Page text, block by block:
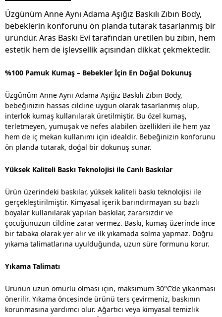
Üzgünüm Anne Aynı Adama Aşığız Baskılı Zıbın Body,
bebeklerin konforunu ön planda tutarak tasarlanmış bir
üründür. Aras Baskı Evi tarafından üretilen bu zıbın, hem
estetik hem de işlevsellik açısından dikkat çekmektedir.
%100 Pamuk Kumaş – Bebekler İçin En Doğal Dokunuş
Üzgünüm Anne Aynı Adama Aşığız Baskılı Zıbın Body,
bebeğinizin hassas cildine uygun olarak tasarlanmış olup,
interlok kumaş kullanılarak üretilmiştir. Bu özel kumaş,
terletmeyen, yumuşak ve nefes alabilen özellikleri ile hem yaz
hem de iç mekan kullanımı için idealdir. Bebeğinizin konforunu
ön planda tutarak, doğal bir dokunuş sunar.
Yüksek Kaliteli Baskı Teknolojisi ile Canlı Baskılar
Ürün üzerindeki baskılar, yüksek kaliteli baskı teknolojisi ile
gerçekleştirilmiştir. Kimyasal içerik barındırmayan su bazlı
boyalar kullanılarak yapılan baskılar, zararsızdır ve
çocuğunuzun cildine zarar vermez. Baskı, kumaş üzerinde ince
bir tabaka olarak yer alır ve ilk yıkamada solma yapmaz. Doğru
yıkama talimatlarına uyulduğunda, uzun süre formunu korur.
Yıkama Talimatı
Ürünün uzun ömürlü olması için, maksimum 30°C’de yıkanması
önerilir. Yıkama öncesinde ürünü ters çevirmeniz, baskının
korunmasına yardımcı olur. Ağartıcı veya kimyasal temizlik